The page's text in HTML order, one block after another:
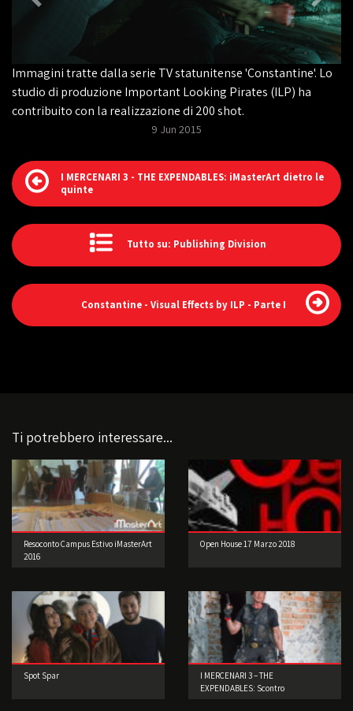
Immagini tratte dalla serie TV statunitense 'Constantine'. Lo
studio di produzione Important Looking Pirates (ILP) ha
contribuito con la realizzazione di 200 shot.
9 Jun 2015
I MERCENARI 3 - THE EXPENDABLES: iMasterArt dietro le
quinte
Tutto su: Publishing Division
Constantine - Visual Effects by ILP - Parte I
Ti potrebbero interessare...
Resoconto Campus Estivo iMasterArt
2016
Open House 17 Marzo 2018
Spot Spar
I MERCENARI 3 – THE
EXPENDABLES: Scontro